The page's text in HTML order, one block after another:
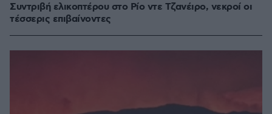
Συντριβή ελικοπτέρου στο Ρίο ντε Τζανέιρο, νεκροί οι
τέσσερις επιβαίνοντες